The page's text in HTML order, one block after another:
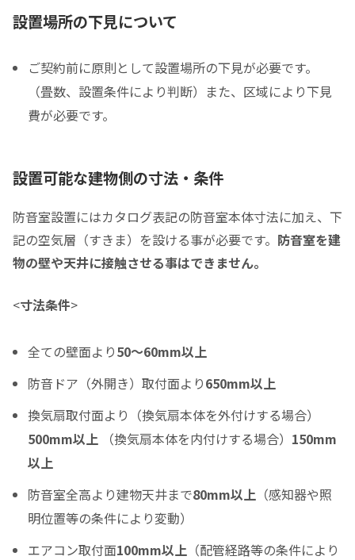
税込価格合計*
防音室の税込総額をご確認のうえ入力して下さい ※必須
0 0
クレジットご利用金額
分割支払回数
ボーナス月の加算金額
0
ボーナス月の加算（上乗せ）金額をスライドして下さい（1万円単位）
シュミレーション結果
月々のお支払金額
設置場所の下見について
ご契約前に原則として設置場所の下見が必要です。
（畳数、設置条件により判断）また、区域により下見
費が必要です。
設置可能な建物側の寸法・条件
防音室設置にはカタログ表記の防音室本体寸法に加え、下
記の空気層（すきま）を設ける事が必要です。 防音室を建
物の壁や天井に接触させる事はできません。
<寸法条件>
全ての壁面より50～60mm以上
防音ドア（外開き）取付面より650mm以上
換気扇取付面より（換気扇本体を外付けする場合）
500mm以上 （換気扇本体を内付けする場合） 150mm
以上
防音室全高より建物天井まで80mm以上 （感知器や照
明位置等の条件により変動）
エアコン取付面100mm以上 （配管経路等の条件により